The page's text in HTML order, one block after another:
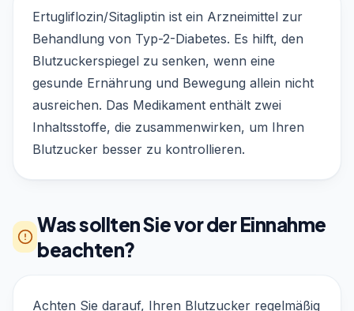
Ertugliflozin/Sitagliptin ist ein Arzneimittel zur
Behandlung von Typ-2-Diabetes. Es hilft, den
Blutzuckerspiegel zu senken, wenn eine
gesunde Ernährung und Bewegung allein nicht
ausreichen. Das Medikament enthält zwei
Inhaltsstoffe, die zusammenwirken, um Ihren
Blutzucker besser zu kontrollieren.
Was sollten Sie vor der Einnahme
beachten?
Achten Sie darauf, Ihren Blutzucker regelmäßig